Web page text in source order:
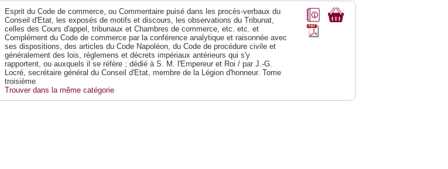
Esprit du Code de commerce, ou Commentaire puisé dans les procès-verbaux du
Conseil d'Etat, les exposés de motifs et discours, les observations du Tribunat,
celles des Cours d'appel, tribunaux et Chambres de commerce, etc. etc. et
Complément du Code de commerce par la conférence analytique et raisonnée avec
ses dispositions, des articles du Code Napoléon, du Code de procédure civile et
généralement des lois, réglemens et décrets impériaux antérieurs qui s'y
rapportent, ou auxquels il se réfère ; dédié à S. M. l'Empereur et Roi / par J.-G.
Locré, secrétaire général du Conseil d'Etat, membre de la Légion d'honneur. Tome
troisième
Trouver dans la même catégorie